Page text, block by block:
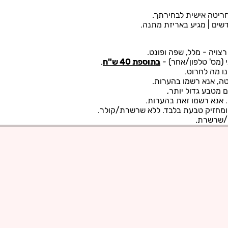
אישית לבחירתך.
- מלל, שפה ופונט.
(מס' טלפון/אחר) - בתוספת 40 ש"ח
.
מה לחרוט.
אנא רשמו בהערות.
טבעת בלבד. ללא שרשרת/קולר.
שרשרת.